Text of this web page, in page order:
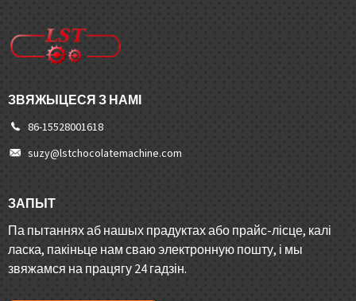
ЗВЯЖЫЦЕСЯ З НАМІ
86-15528001618
suzy@lstchocolatemachine.com
ЗАПЫТ
Па пытаннях аб нашых прадуктах або прайс-лісце, калі
ласка, пакіньце нам сваю электронную пошту, і мы
звяжамся на працягу 24 гадзін.